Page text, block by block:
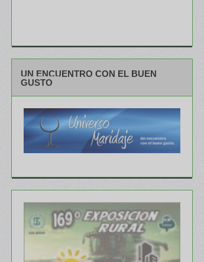
UN ENCUENTRO CON EL BUEN
GUSTO